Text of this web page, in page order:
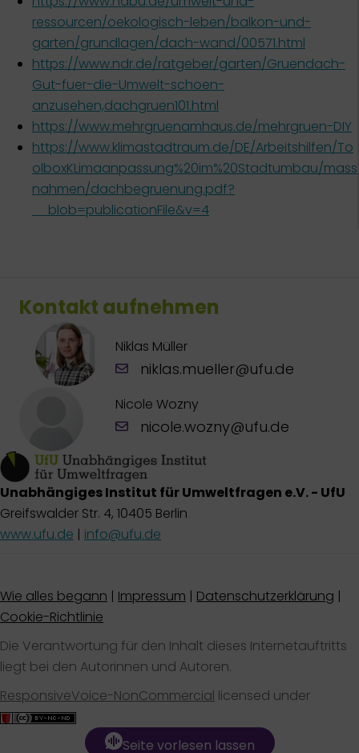
ressourcen/oekologisch-leben/balkon-und-
garten/grundlagen/dach-wand/00571.html
https://www.ndr.de/ratgeber/garten/Gruendach-
Gut-fuer-die-Umwelt-schoen-
anzusehen,dachgruen101.html
https://www.mehrgruenamhaus.de/mehrgruen-DIY
https://www.klimastadtraum.de/DE/Arbeitshilfen/To
olboxKLimaanpassung%20im%20Stadtumbau/mass
nahmen/dachbegruenung.pdf?
__blob=publicationFile&v=4
Kontakt aufnehmen
Niklas Müller
niklas.mueller@ufu.de
Nicole Wozny
nicole.wozny@ufu.de
Unabhängiges Institut für Umweltfragen e.V. - UfU
Greifswalder Str. 4, 10405 Berlin
www.ufu.de | info@ufu.de
Wie alles begann | Impressum | Datenschutzerklärung |
Cookie-Richtlinie
Die Verantwortung für den Inhalt dieses Internetauftritts
liegt bei den Autorinnen und Autoren.
ResponsiveVoice-NonCommercial licensed under
Seite vorlesen lassen